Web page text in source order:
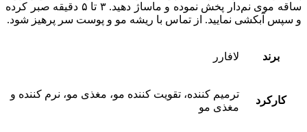
ساقه موی نم‌دار پخش نموده و ماساژ دهید. ۳ تا ۵ دقیقه صبر کرده
نمایید. از تماس با ریشه مو و پوست سر پرهیز شود.
لافارر
ترمیم کننده، تقویت کننده مو، مغذی مو، نرم کننده و
مغذی مو